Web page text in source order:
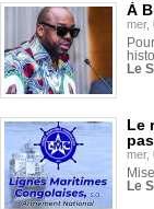
À
mer,
Le
Le
mer,
Le